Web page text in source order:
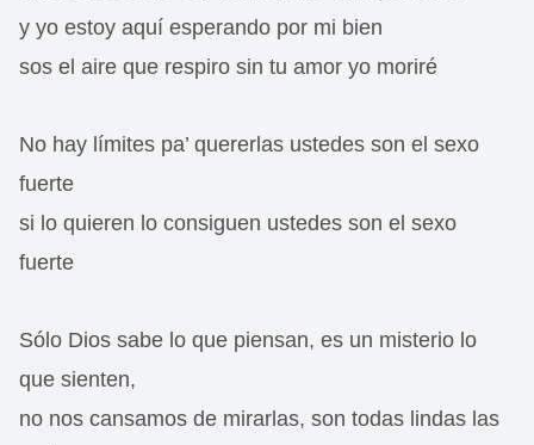
y yo estoy aquí esperando por mi bien
sos el aire que respiro sin tu amor yo moriré
No hay límites pa’ quererlas ustedes son el sexo
fuerte
si lo quieren lo consiguen ustedes son el sexo
fuerte
Sólo Dios sabe lo que piensan, es un misterio lo
que sienten,
no nos cansamos de mirarlas, son todas lindas las